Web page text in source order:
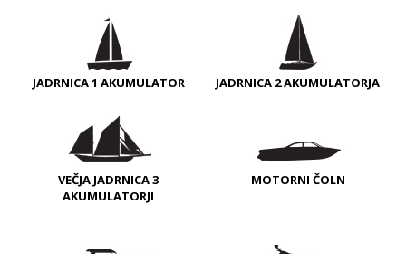
JADRNICA 1 AKUMULATOR JADRNICA 2 AKUMULATORJA
VEČJA JADRNICA 3
AKUMULATORJI
MOTORNI ČOLN